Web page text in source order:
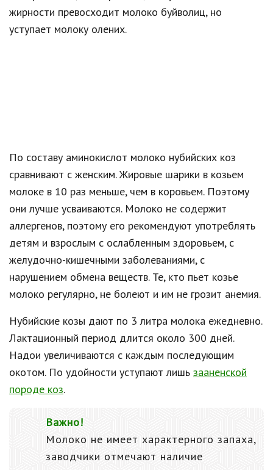
жирности превосходит молоко буйволиц, но
уступает молоку олених.
По составу аминокислот молоко нубийских коз
сравнивают с женским. Жировые шарики в козьем
молоке в 10 раз меньше, чем в коровьем. Поэтому
они лучше усваиваются. Молоко не содержит
аллергенов, поэтому его рекомендуют употреблять
детям и взрослым с ослабленным здоровьем, с
желудочно-кишечными заболеваниями, с
нарушением обмена веществ. Те, кто пьет козье
молоко регулярно, не болеют и им не грозит анемия.
Нубийские козы дают по 3 литра молока ежедневно.
Лактационный период длится около 300 дней.
Надои увеличиваются с каждым последующим
окотом. По удойности уступают лишь зааненской
породе коз.
Важно!
Молоко не имеет характерного запаха,
заводчики отмечают наличие